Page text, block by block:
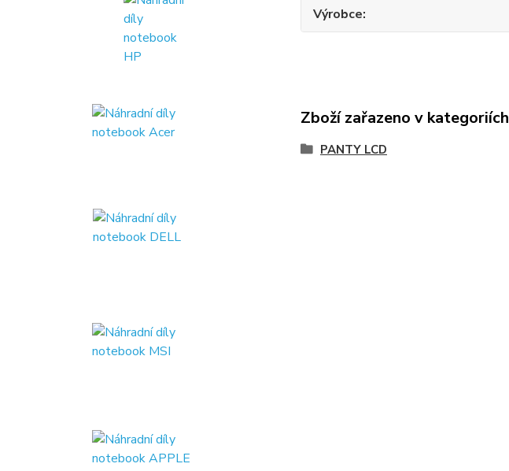
Výrobce
Zboží zařazeno v kategoriích
PANTY LCD